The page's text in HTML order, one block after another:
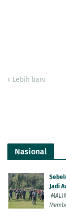
Lebih baru
Nasional
Jadi